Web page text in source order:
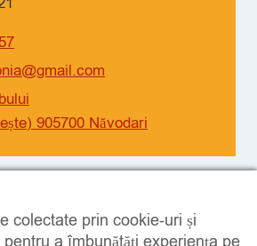
905700 Năvodari
colectate prin cookie-uri și
a îmbunătăți experiența pe